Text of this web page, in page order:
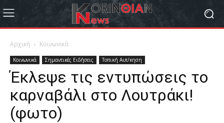
Αρχική Κοινωνικά
Κοινωνικά Σημαντικές Ειδήσεις Τοπική Αυτ/κηση
Έκλεψε τις εντυπώσεις το
καρναβάλι στο Λουτράκι!
(φωτο)